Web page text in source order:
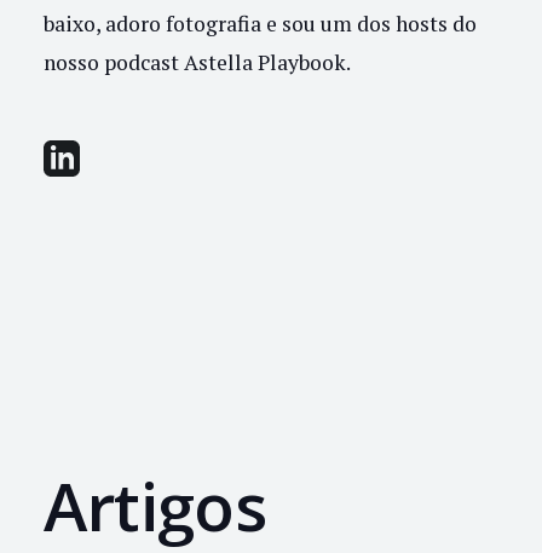
baixo, adoro fotografia e sou um dos hosts do
nosso podcast Astella Playbook.
Artigos